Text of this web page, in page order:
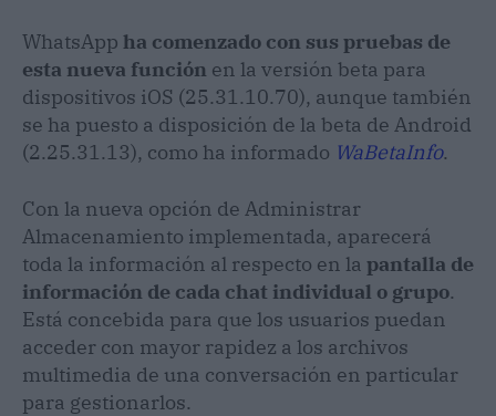
WhatsApp ha comenzado con sus pruebas de
esta nueva función en la versión beta para
dispositivos iOS (25.31.10.70), aunque también
se ha puesto a disposición de la beta de Android
(2.25.31.13), como ha informado WaBetaInfo.
Con la nueva opción de Administrar
Almacenamiento implementada, aparecerá
toda la información al respecto en la pantalla de
información de cada chat individual o grupo.
Está concebida para que los usuarios puedan
acceder con mayor rapidez a los archivos
multimedia de una conversación en particular
para gestionarlos.